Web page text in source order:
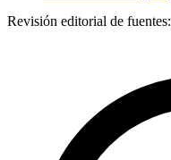
Revisión editorial de fuentes: